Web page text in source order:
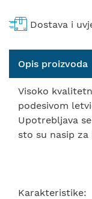
Dostava i
Opis proizvoda
Visoko
podesivom
Upotrebljava
sto su nasip za
Karakteristike: